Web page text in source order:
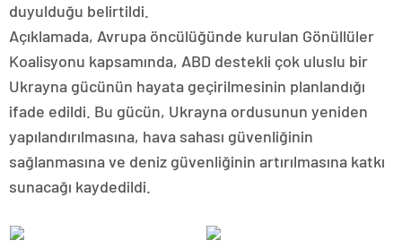
duyulduğu belirtildi.
Açıklamada, Avrupa öncülüğünde kurulan Gönüllüler
Koalisyonu kapsamında, ABD destekli çok uluslu bir
Ukrayna gücünün hayata geçirilmesinin planlandığı
ifade edildi. Bu gücün, Ukrayna ordusunun yeniden
yapılandırılmasına, hava sahası güvenliğinin
sağlanmasına ve deniz güvenliğinin artırılmasına katkı
sunacağı kaydedildi.